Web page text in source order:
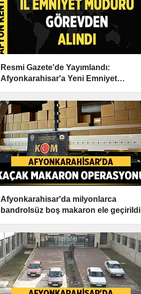
Resmi Gazete'de Yayımlandı:
Afyonkarahisar'a Yeni Emniyet
Afyonkarahisar'da milyonlarca
bandrolsüz boş makaron ele geçirildi